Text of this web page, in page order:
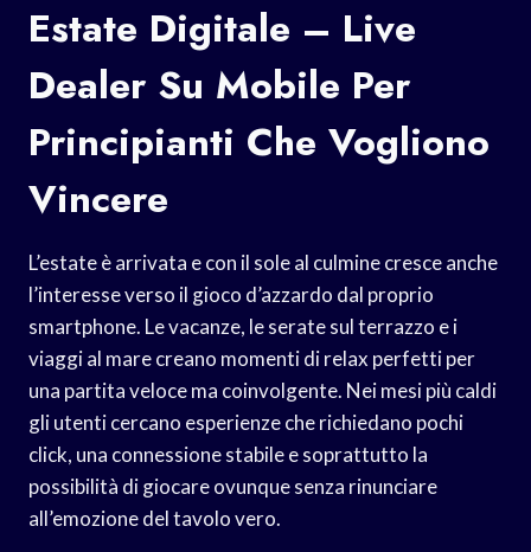
Estate Digitale – Live
Dealer Su Mobile Per
Principianti Che Vogliono
Vincere
L’estate è arrivata e con il sole al culmine cresce anche
l’interesse verso il gioco d’azzardo dal proprio
smartphone. Le vacanze, le serate sul terrazzo e i
viaggi al mare creano momenti di relax perfetti per
una partita veloce ma coinvolgente. Nei mesi più caldi
gli utenti cercano esperienze che richiedano pochi
click, una connessione stabile e soprattutto la
possibilità di giocare ovunque senza rinunciare
all’emozione del tavolo vero.